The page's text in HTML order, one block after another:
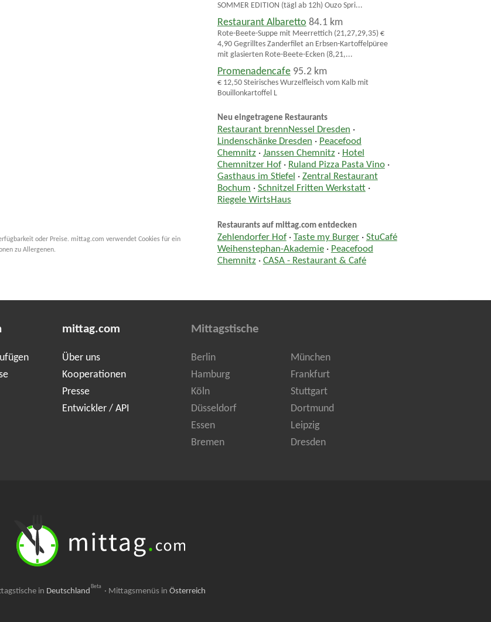
oder Preise. mittag.com verwendet Cookies für ein
zu Allergenen.
SOMMER EDITION (tägl ab 12h) Ouzo Spri...
Restaurant Albaretto 84.1 km
Rote-Beete-Suppe mit Meerrettich (21,27,29,35) €
4,90 Gegrilltes Zanderfilet an Erbsen-Kartoffelpüree
mit glasierten Rote-Beete-Ecken (8,21,...
Promenadencafe 95.2 km
€ 12,50 Steirisches Wurzelfleisch vom Kalb mit
Bouillonkartoffel L
Neu eingetragene Restaurants
Restaurant brennNessel Dresden ·
Lindenschänke Dresden · Peacefood
Chemnitz· Janssen Chemnitz· Hotel
Chemnitzer Hof· Ruland Pizza Pasta Vino·
Gasthaus im Stiefel · Zentral Restaurant
Bochum · Schnitzel Fritten Werkstatt·
Riegele WirtsHaus
Restaurants auf mittag.com entdecken
Zehlendorfer Hof· Taste my Burger· StuCafé
Weihenstephan-Akademie· Peacefood
Chemnitz· CASA - Restaurant & Café
mittag.com
Über uns
Kooperationen
Presse
Entwickler / API
Mittagstische
Berlin
München
Hamburg
Frankfurt
Köln
Stuttgart
Düsseldorf
Dortmund
Essen
Leipzig
Bremen
Dresden
in Deutschland Beta · Mittagsmenüs in Österreich